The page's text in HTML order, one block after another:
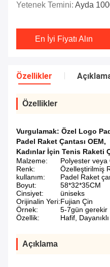
Yetenek Temini: Ayda
En İyi Fiyatı Alın
Özellikler
Özellikler
Vurgulamak: Özel Logo
Padel Raket Çantası OEM,
Kadınlar İçin Tenis Raketi
Malzeme:
Polyester veya
Renk:
Özelleştirilmiş
kullanım:
Padel Raket
Boyut:
58*32*35CM
Cinsiyet:
üniseks
Orijinalin Yeri:Fujian Çin
Örnek:
5-7gün gerekir
Özellik:
Hafif, Dayanıklı
Açıklama